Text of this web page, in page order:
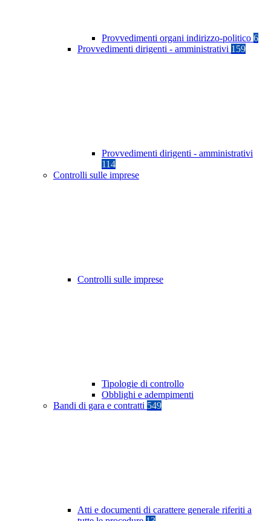
Provvedimenti organi indirizzo-politico 6
Provvedimenti dirigenti - amministrativi 159
Provvedimenti dirigenti - amministrativi
114
Controlli sulle imprese
Controlli sulle imprese
Tipologie di controllo
Obblighi e adempimenti
Bandi di gara e contratti 549
Atti e documenti di carattere generale riferiti a